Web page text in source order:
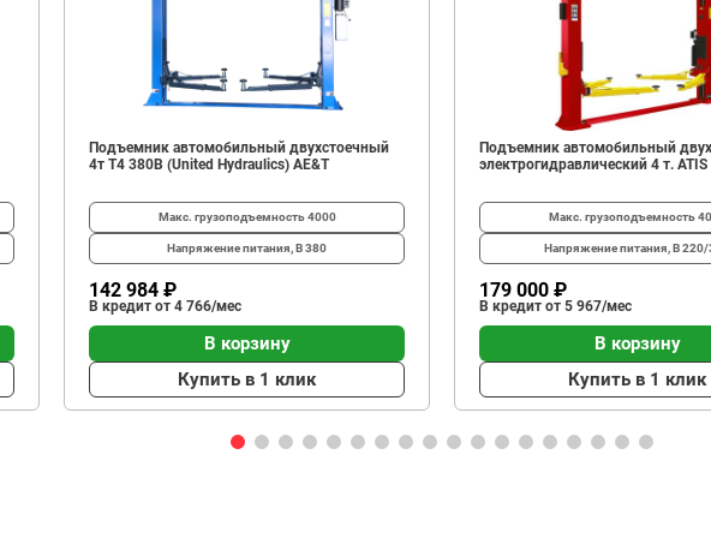
Подъемник автомобильный двухстоечный
4т T4 380B (United Hydraulics) AE&T
Макс. грузоподъемность4000
Напряжение питания, В380
142 984 ₽
В кредит от 4 766/мес
В корзину
Купить в 1 клик
Подъемник автомобильный
электрогидравлический 4 т.
Макс. грузоподъемность
Напряжение питания, В220/
179 000 ₽
В кредит от 5 967/мес
В корзину
Купить в 1 клик